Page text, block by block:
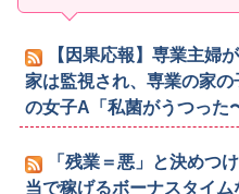
【因果応報】専業主婦
家は監視され、専業の家
の女子A「私菌がうつった
「残業＝悪」と決めつ
当で稼げるボーナスタイ